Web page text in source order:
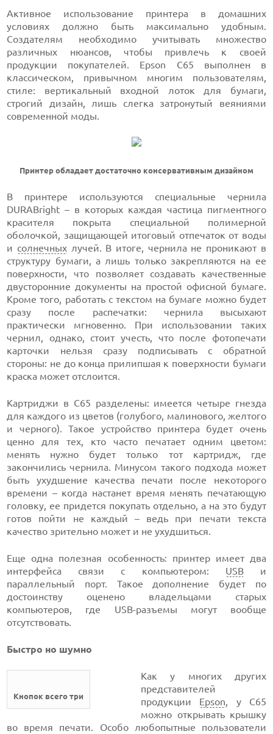
Активное использование принтера в домашних
условиях должно быть максимально удобным.
Создателям необходимо учитывать множество
различных нюансов, чтобы привлечь к своей
продукции покупателей. Epson C65 выполнен в
классическом, привычном многим пользователям,
стиле: вертикальный входной лоток для бумаги,
строгий дизайн, лишь слегка затронутый веяниями
современной моды.
Принтер обладает достаточно консервативным дизайном
В принтере используются специальные чернила
DURABright – в которых каждая частица пигментного
красителя покрыта специальной полимерной
оболочкой, защищающей итоговый отпечаток от воды
и солнечныхлучей. В итоге, чернила не проникают в
структуру бумаги, а лишь только закрепляются на ее
поверхности, что позволяет создавать качественные
двусторонние документы на простой офисной бумаге.
Кроме того, работать с текстом на бумаге можно будет
сразу после распечатки: чернила высыхают
практически мгновенно. При использовании таких
чернил, однако, стоит учесть, что после фотопечати
карточки нельзя сразу подписывать с обратной
стороны: не до конца прилипшая к поверхности бумаги
краска может отслоится.
Картриджи в С65 разделены: имеется четыре гнезда
для каждого из цветов (голубого, малинового, желтого
и черного). Такое устройство принтера будет очень
ценно для тех, кто часто печатает одним цветом:
менять нужно будет только тот картридж, где
закончились чернила. Минусом такого подхода может
быть ухудшение качества печати после некоторого
времени – когда настанет время менять печатающую
головку, ее придется покупать отдельно, а на это будут
готов пойти не каждый – ведь при печати текста
качество зрительно может и не ухудшиться.
Еще одна полезная особенность: принтер имеет два
интерфейса связи с компьютером: USBи
параллельный порт. Такое дополнение будет по
достоинству оценено владельцами старых
компьютеров, где USB-разъемы могут вообще
отсутствовать.
Быстро но шумно
Кнопок всего три
Как у многих других
представителей
продукции Epson, у С65
можно открывать крышку
во время печати. Особо любопытные пользователи